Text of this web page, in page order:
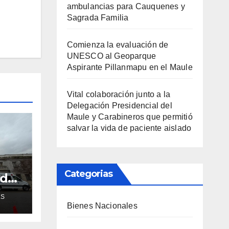
ambulancias para Cauquenes y
Sagrada Familia
Comienza la evaluación de
UNESCO al Geoparque
Aspirante Pillanmapu en el Maule
Vital colaboración junto a la
Delegación Presidencial del
Maule y Carabineros que permitió
salvar la vida de paciente aislado
Categorias
Bienes Nacionales